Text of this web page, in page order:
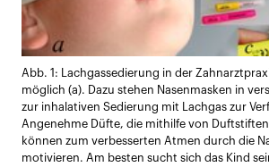
Abb. 1: Lachgassedierung in der
möglich (a). Dazu stehen Nasenmasken in
zur inhalativen Sedierung mit Lachgas zur
Angenehme Düfte, die mithilfe von
können zum verbesserten Atmen durch die
motivieren. Am besten sucht sich das Kind